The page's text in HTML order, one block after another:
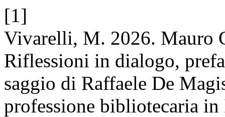
[1]
Vivarelli, M. 2026. Mauro
Riflessioni in dialogo,
saggio di Raffaele De
professione bibliotecaria